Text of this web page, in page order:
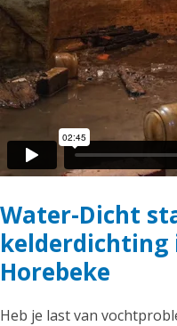
Water-Dicht
kelderdichting
Horebeke
Heb je last van